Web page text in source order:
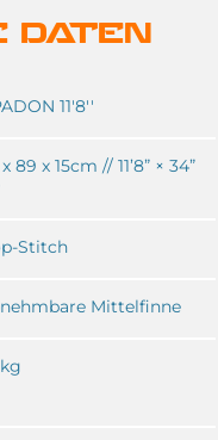
DATEN
11'8''
89 x 15cm // 11’8” × 34”
Stitch
Mittelfinne